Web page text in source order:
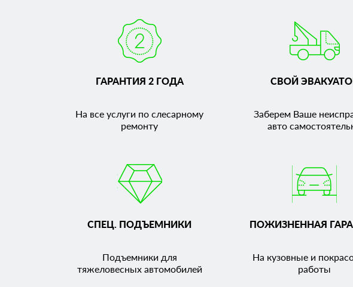
ГАРАНТИЯ 2 ГОДА
На все услуги по слесарному
ремонту
СВОЙ
Заберем Ваше
авто
СПЕЦ. ПОДЪЕМНИКИ
Подъемники для
тяжеловесных автомобилей
ПОЖИЗНЕННАЯ
На кузовные и
работы